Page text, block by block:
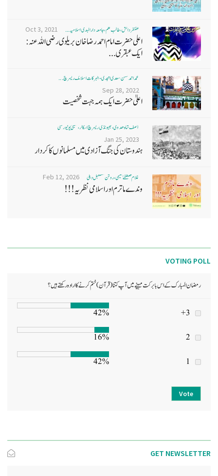
غضنفر دانش، طالب علم، جامعہ دارالہدی اسلامیہ ... Oct 3, 2021
اعلی حضرت امام احمد رضا خان بریلوی رضی اللہ عنہ:
ایک عبقری...
محمد احمد حسن سعدی امجدی - البرکات اسلامک ریسرچ ...
Sep 28, 2022
اعلیٰ حضرت ایک ہمہ جہت شخصیت
آصف شاہ ھدوی، بھیونڈی ریسرچ اسکالر، ممبئی یونیورسٹی
Jan 25, 2023
ہندوستان کی جنگ آزادی میں مسلمانوں کا کردار
غلام مصطفےٰ نعیمی، روشن مستقبل دہلی Feb 12, 2026
وندے ماترم اور اسلامی نظریہ!!!
VOTING POLL
رمضان المبارک کے اس بابرکت مہینے میں آپ کتنا (قرآن) ختم کرنے کا ارادہ رکھتے ہیں؟
3+
42%
2
16%
1
42%
Vote
GET NEWSLETTER